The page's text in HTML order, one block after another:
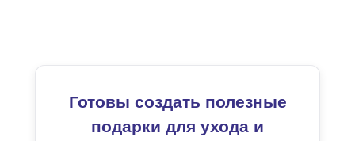
Готовы создать полезные
подарки для ухода и